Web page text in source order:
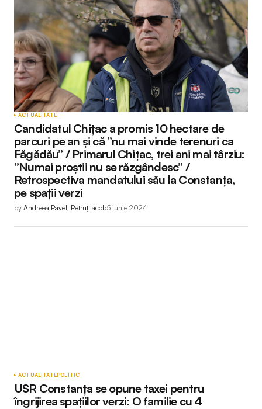
ACTUALITATE
Candidatul Chițac a promis 10 hectare de
parcuri pe an și că ”nu mai vinde terenuri ca
Făgădău” / Primarul Chițac, trei ani mai târziu:
”Numai proștii nu se răzgândesc” /
Retrospectiva mandatului său la Constanța,
pe spații verzi
by Andreea Pavel, Petruț Iacob5 iunie 2024
ACTUALITATEPOLITIC
USR Constanța se opune taxei pentru
îngrijirea spațiilor verzi: O familie cu 4